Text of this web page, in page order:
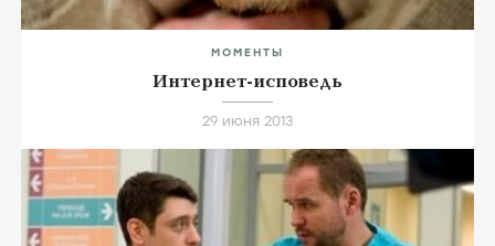
МОМЕНТЫ
Интернет-исповедь
29 июня 2013